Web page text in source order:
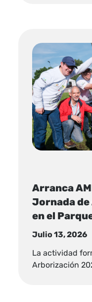
Arranca
Jornada
en el
Julio 13, 2026
La actividad
Arborización